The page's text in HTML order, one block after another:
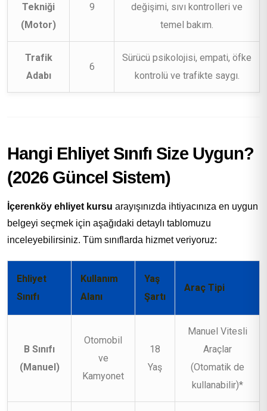
Tekniği
(Motor)
9
değişimi, sıvı kontrolleri ve
temel bakım.
Trafik
Adabı
6
Sürücü psikolojisi, empati, öfke
kontrolü ve trafikte saygı.
Hangi Ehliyet Sınıfı Size Uygun?
(2026 Güncel Sistem)
İçerenköy ehliyet kursu arayışınızda ihtiyacınıza en uygun
belgeyi seçmek için aşağıdaki detaylı tablomuzu
inceleyebilirsiniz. Tüm sınıflarda hizmet veriyoruz:
Ehliyet
Sınıfı
Kullanım
Alanı
Yaş
Şartı
Araç Tipi
B Sınıfı
(Manuel)
Otomobil
ve
Kamyonet
18
Yaş
Manuel Vitesli
Araçlar
(Otomatik de
kullanabilir)*